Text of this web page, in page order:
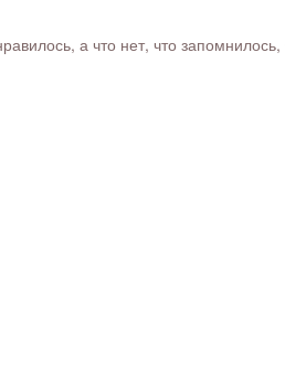
а что нет, что